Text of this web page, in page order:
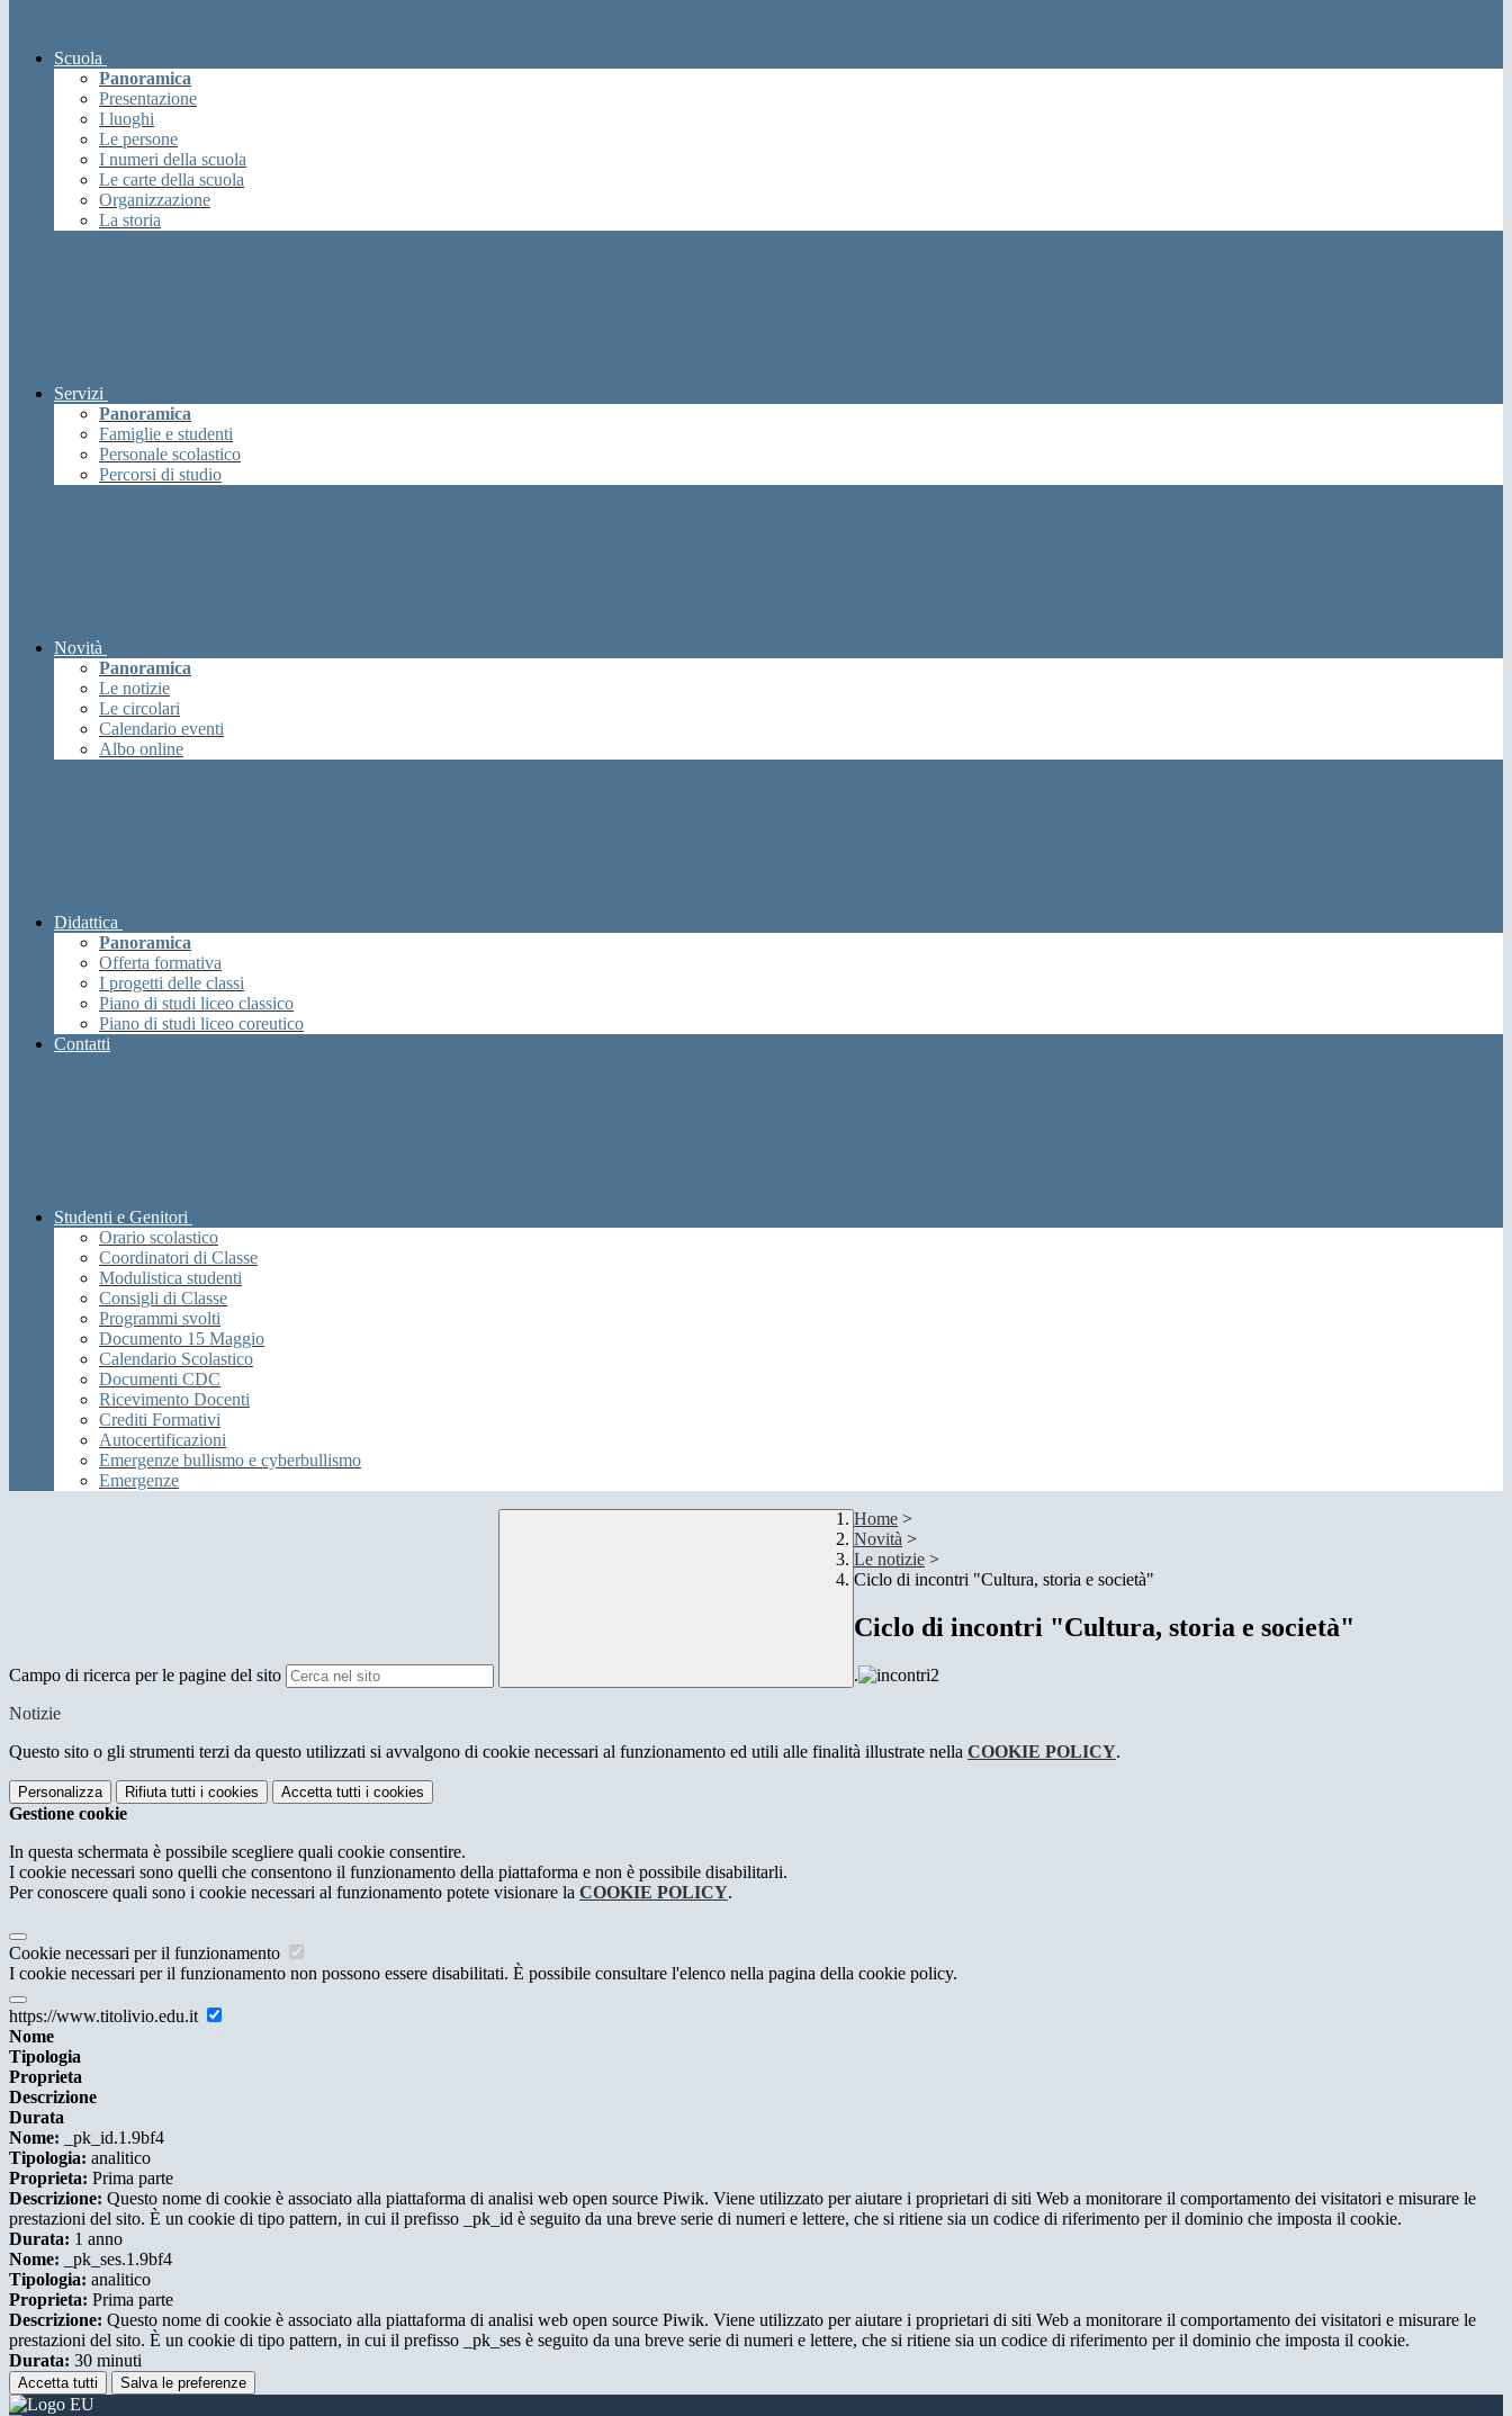
Scuola
Panoramica
Presentazione
I luoghi
Le persone
I numeri della scuola
Le carte della scuola
Organizzazione
La storia
Servizi
Panoramica
Famiglie e studenti
Personale scolastico
Percorsi di studio
Novità
Panoramica
Le notizie
Le circolari
Calendario eventi
Albo online
Didattica
Panoramica
Offerta formativa
I progetti delle classi
Piano di studi liceo classico
Piano di studi liceo coreutico
Contatti
Studenti e Genitori
Orario scolastico
Coordinatori di Classe
Modulistica studenti
Consigli di Classe
Programmi svolti
Documento 15 Maggio
Calendario Scolastico
Documenti CDC
Ricevimento Docenti
Crediti Formativi
Autocertificazioni
Emergenze bullismo e cyberbullismo
Emergenze
Campo di ricerca per le pagine del sito
Home >
Novità >
Le notizie >
Ciclo di incontri "Cultura, storia e società"
Ciclo di incontri "Cultura, storia e società"
.
Notizie
Questo sito o gli strumenti terzi da questo utilizzati si avvalgono di cookie necessari al funzionamento ed utili alle finalità illustrate nella COOKIE POLICY.
Personalizza Rifiuta tutti i cookies Accetta tutti i cookies
Gestione cookie
In questa schermata è possibile scegliere quali cookie consentire.
I cookie necessari sono quelli che consentono il funzionamento della piattaforma e non è possibile disabilitarli.
Per conoscere quali sono i cookie necessari al funzionamento potete visionare la COOKIE POLICY.
Cookie necessari per il funzionamento
I cookie necessari per il funzionamento non possono essere disabilitati. È possibile consultare l'elenco nella pagina della cookie policy.
https://www.titolivio.edu.it
Nome
Tipologia
Proprieta
Descrizione
Durata
Nome: _pk_id.1.9bf4
Tipologia: analitico
Proprieta: Prima parte
Descrizione: Questo nome di cookie è associato alla piattaforma di analisi web open source Piwik. Viene utilizzato per aiutare i proprietari di siti Web a monitorare il comportamento dei visitatori e misurare le
prestazioni del sito. È un cookie di tipo pattern, in cui il prefisso _pk_id è seguito da una breve serie di numeri e lettere, che si ritiene sia un codice di riferimento per il dominio che imposta il cookie.
Durata: 1 anno
Nome: _pk_ses.1.9bf4
Tipologia: analitico
Proprieta: Prima parte
Descrizione: Questo nome di cookie è associato alla piattaforma di analisi web open source Piwik. Viene utilizzato per aiutare i proprietari di siti Web a monitorare il comportamento dei visitatori e misurare le
prestazioni del sito. È un cookie di tipo pattern, in cui il prefisso _pk_ses è seguito da una breve serie di numeri e lettere, che si ritiene sia un codice di riferimento per il dominio che imposta il cookie.
Durata: 30 minuti
Accetta tutti Salva le preferenze